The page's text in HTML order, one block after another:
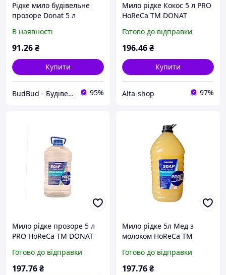
Рідке мило будівельне
прозоре Donat 5 л
В наявності
91.26₴
Купити
BudBud - Будівельний інтернет-магазин 95%
Мило рідке Кокос 5 л PRO
HoReCa ТМ DONAT
Готово до відправки
196.46₴
Купити
Alta-shop 97%
Мило рідке прозоре 5 л
PRO HoReCa ТМ DONAT
Готово до відправки
197.76₴
Мило рідке 5л Мед з
молоком HoReCa ТМ
Готово до відправки
197.76₴